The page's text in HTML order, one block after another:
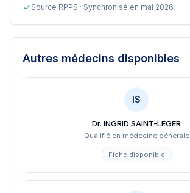
Source RPPS · Synchronisé en mai 2026
Autres médecins disponibles
IS
Dr. INGRID SAINT-LEGER
Qualifié en médecine générale
Fiche disponible